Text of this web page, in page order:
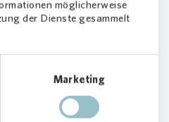
möglicherweise
der Dienste gesammelt
Marketing